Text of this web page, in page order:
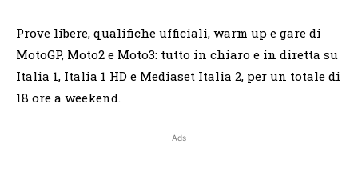
Prove libere, qualifiche ufficiali, warm up e gare di
MotoGP, Moto2 e Moto3: tutto in chiaro e in diretta su
Italia 1, Italia 1 HD e Mediaset Italia 2, per un totale di
18 ore a weekend.
Ads